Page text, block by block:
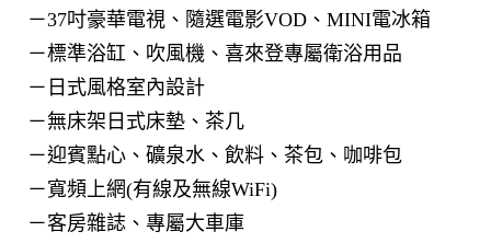
－37吋豪華電視、隨選電影VOD、MINI電冰箱
－標準浴缸、吹風機、喜來登專屬衛浴用品
－日式風格室內設計
－無床架日式床墊、茶几
－迎賓點心、礦泉水、飲料、茶包、咖啡包
－寬頻上網(有線及無線WiFi)
－客房雜誌、專屬大車庫